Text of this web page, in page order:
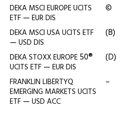
DEKA MSCI EUROPEUCITS
ETF — EURDIS
©
DEKA MSCI USAUCITS ETF
— USD DIS
(B)
DEKASTOXXEUROPE 50®
UCITS ETF — EURDIS
(D)
FRANKLIN LIBERTYQ
EMERGING MARKETS UCITS
ETF — USD ACC
–